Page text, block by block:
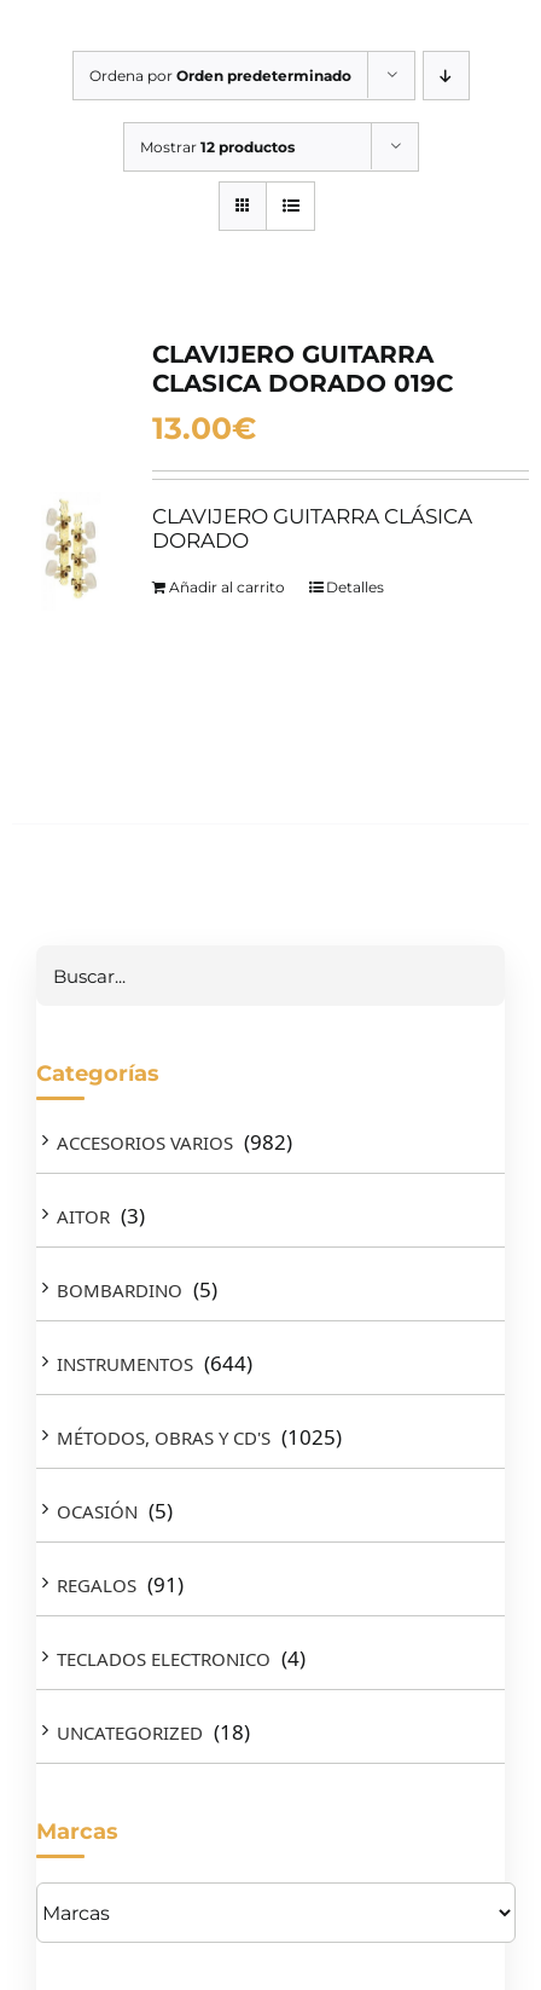
SERVICIOS TALLER
OCASIÓN
Ordena por Orden predeterminado
Mostrar 12 productos
CLAVIJERO GUITARRA
CLASICA DORADO 019C
13.00€
CLAVIJERO GUITARRA CLÁSICA
DORADO
Añadir al carrito Detalles
Categorías
ACCESORIOS VARIOS (982)
AITOR (3)
BOMBARDINO (5)
INSTRUMENTOS (644)
MÉTODOS, OBRAS Y CD'S (1025)
OCASIÓN (5)
REGALOS (91)
TECLADOS ELECTRONICO (4)
UNCATEGORIZED (18)
Marcas